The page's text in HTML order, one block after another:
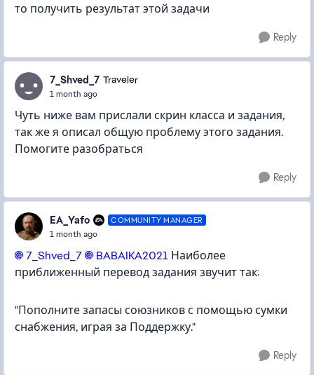
то получить результат этой задачи
Reply
7_Shved_7 Traveler
1 month ago
Чуть ниже вам прислали скрин класса и задания,
так же я описал общую проблему этого задания.
Помогите разобраться
Reply
EA_Yafo COMMUNITY MANAGER
1 month ago
7_Shved_7​ BABAIKA2021​ Наиболее
приближенный перевод задания звучит так:
"Пополните запасы союзников с помощью сумки
снабжения, играя за Поддержку."
Reply